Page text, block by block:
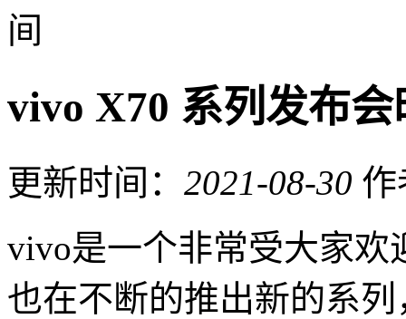
间
vivo X70 系列发布会
更新时间： 2021-08-30 作
vivo是一个非常受大家欢
也在不断的推出新的系